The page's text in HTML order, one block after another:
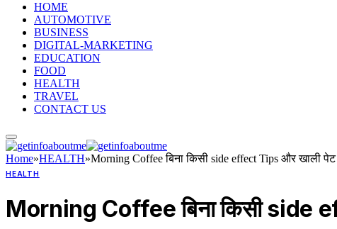
HOME
AUTOMOTIVE
BUSINESS
DIGITAL-MARKETING
EDUCATION
FOOD
HEALTH
TRAVEL
CONTACT US
Home»HEALTH»Morning Coffee बिना किसी side effect Tips और खाली
HEALTH
Morning Coffee बिना किसी side